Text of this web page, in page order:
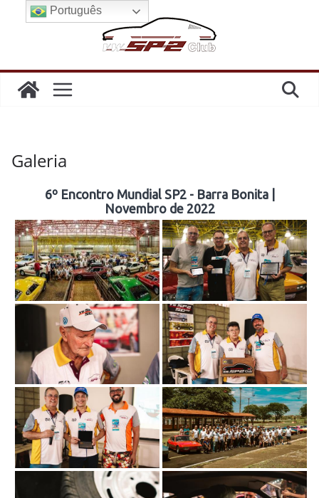
conteúdo
Galeria
6º Encontro Mundial SP2 - Barra Bonita |
Novembro de 2022
Português